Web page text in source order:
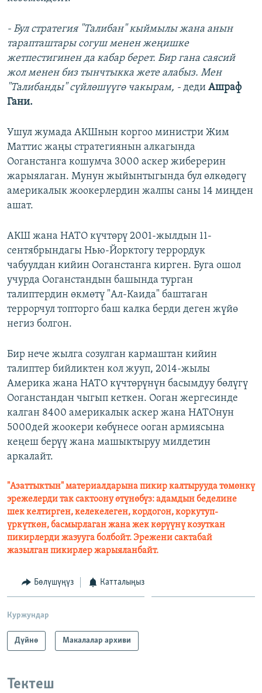
- Бул стратегия "Талибан" кыймылы жана анын
тарапташтары согуш менен жеңишке
жетпестигинен да кабар берет. Бир гана саясий
жол менен биз тынчтыкка жете алабыз. Мен
"Талибанды" сүйлөшүүгө чакырам, - деди Ашраф
Гани.
Ушул жумада АКШнын коргоо министри Жим
Маттис жаңы стратегиянын алкагында
Ооганстанга кошумча 3000 аскер жиберерин
жарыялаган. Мунун жыйынтыгында бул өлкөдөгү
америкалык жоокерлердин жалпы саны 14 миңден
ашат.
АКШ жана НАТО күчтөрү 2001-жылдын 11-
сентябрындагы Нью-Йорктогу террордук
чабуулдан кийин Ооганстанга кирген. Буга ошол
учурда Ооганстандын башында турган
талиптердин өкмөтү "Ал-Каида" баштаган
террорчул топторго баш калка берди деген жүйө
негиз болгон.
Бир нече жылга созулган кармаштан кийин
талиптер бийликтен кол жууп, 2014-жылы
Америка жана НАТО күчтөрүнүн басымдуу бөлүгү
Ооганстандан чыгып кеткен. Ооган жергесинде
калган 8400 америкалык аскер жана НАТОнун
5000дей жоокери көбүнесе ооган армиясына
кеңеш берүү жана машыктыруу милдетин
аркалайт.
"Азаттыктын" материалдарына пикир калтырууда төмөнкү
эрежелерди так сактоону өтүнөбүз: адамдын беделине
шек келтирген, келекелеген, кордогон, коркутуп-
үркүткөн, басмырлаган жана жек көрүүнү козуткан
пикирлерди жазууга болбойт. Эрежени сактабай
жазылган пикирлер жарыяланбайт.
Бөлүшүңүз Катталыңыз
Куржундар
Дүйнө Макалалар архиви
Тектеш